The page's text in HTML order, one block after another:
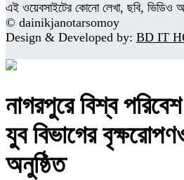
এই ওয়েবসাইটের কোনো লেখা, ছবি, ভিডিও
© dainikjanotarsomoy
Design & Developed by: BD IT
নাগরপুরে বিশ্ব
যুব বিভাগের
অনুষ্ঠিত